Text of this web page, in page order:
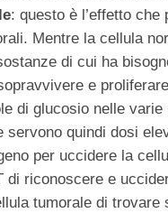
: questo è l’effetto
Mentre la cellula
di cui ha
e
di glucosio nelle
quindi dosi
per uccidere la
riconoscere e
tumorale di